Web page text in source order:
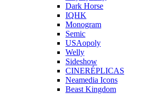
Dark Horse
IQHK
Monogram
Semic
USAopoly
Welly
Sideshow
CINERÉPLICAS
Neamedia Icons
Beast Kingdom